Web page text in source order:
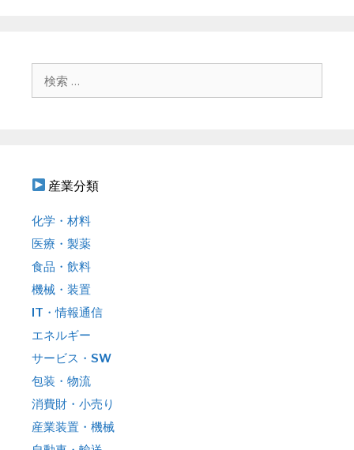
産業分類
化学・材料
医療・製薬
食品・飲料
機械・装置
IT・情報通信
エネルギー
サービス・SW
包装・物流
消費財・小売り
産業装置・機械